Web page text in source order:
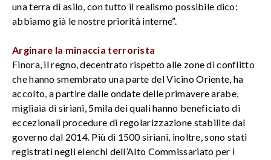
una terra di asilo, con tutto il realismo possibile dico:
abbiamo già le nostre priorità interne”.
Arginare la minaccia terrorista
Finora, il regno, decentrato rispetto alle zone di conflitto
che hanno smembrato una parte del Vicino Oriente, ha
accolto, a partire dalle ondate delle primavere arabe,
migliaia di siriani, 5mila dei quali hanno beneficiato di
eccezionali procedure di regolarizzazione stabilite dal
governo dal 2014. Più di 1500 siriani, inoltre, sono stati
registrati negli elenchi dell’Alto Commissariato per i